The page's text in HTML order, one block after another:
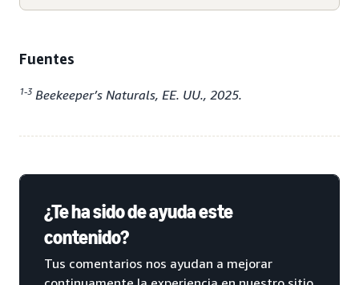
Fuentes
1-3 Beekeeper’s Naturals, EE. UU., 2025.
¿Te ha sido de ayuda este
contenido?
Tus comentarios nos ayudan a mejorar